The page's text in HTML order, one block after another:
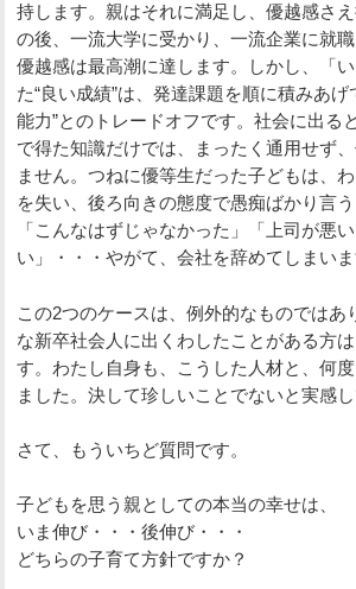
持します。親はそれに満足し、優越感さ
の後、一流大学に受かり、一流企業に就
優越感は最高潮に達します。しかし、「
た“良い成績”は、発達課題を順に積みあげ
能力”とのトレードオフです。社会に出る
で得た知識だけでは、まったく通用せず
ません。つねに優等生だった子どもは、
を失い、後ろ向きの態度で愚痴ばかり言う
「こんなはずじゃなかった」「上司が悪
い」・・・やがて、会社を辞めてしまいま
この2つのケースは、例外的なものではあ
な新卒社会人に出くわしたことがある方
す。わたし自身も、こうした人材と、何
ました。決して珍しいことでないと実感し
さて、もういちど質問です。
子どもを思う親としての本当の幸せは、
いま伸び・・・後伸び・・・
どちらの子育て方針ですか？